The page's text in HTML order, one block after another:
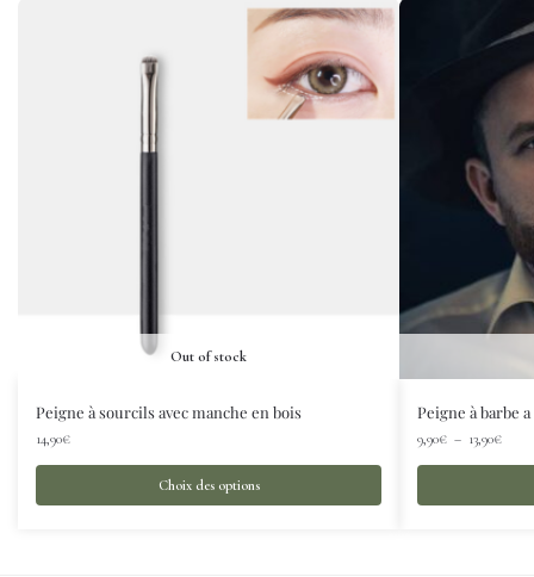
Out of stock
Peigne à sourcils avec manche en bois
14,90€
Choix des options
Peigne à barbe
9,90€ – 13,90€